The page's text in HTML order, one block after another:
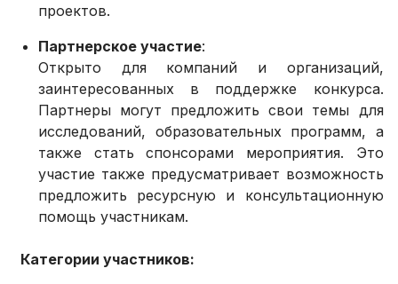
проектов.
Партнерское участие:
Открыто для компаний и организаций,
заинтересованных в поддержке конкурса.
Партнеры могут предложить свои темы для
исследований, образовательных программ, а
также стать спонсорами мероприятия. Это
участие также предусматривает возможность
предложить ресурсную и консультационную
помощь участникам.
Категории участников: